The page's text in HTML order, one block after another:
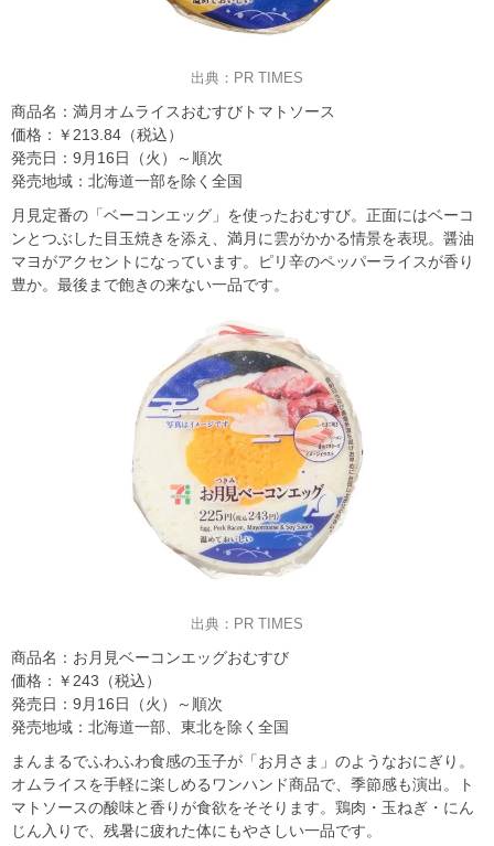
出典：PR TIMES
商品名：満月オムライスおむすびトマトソース
価格：￥213.84（税込）
発売日：9月16日（火）～順次
発売地域：北海道一部を除く全国
月見定番の「ベーコンエッグ」を使ったおむすび。正面にはベーコ
ンとつぶした目玉焼きを添え、満月に雲がかかる情景を表現。醤油
マヨがアクセントになっています。ピリ辛のペッパーライスが香り
豊か。最後まで飽きの来ない一品です。
出典：PR TIMES
商品名：お月見ベーコンエッグおむすび
価格：￥243（税込）
発売日：9月16日（火）～順次
発売地域：北海道一部、東北を除く全国
まんまるでふわふわ食感の玉子が「お月さま」のようなおにぎり。
オムライスを手軽に楽しめるワンハンド商品で、季節感も演出。ト
マトソースの酸味と香りが食欲をそそります。鶏肉・玉ねぎ・にん
じん入りで、残暑に疲れた体にもやさしい一品です。